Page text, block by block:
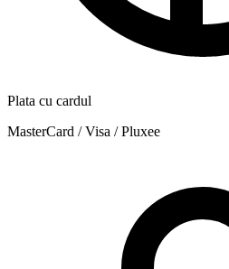
Plata cu cardul
MasterCard / Visa / Pluxee